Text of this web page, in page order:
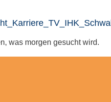
was morgen gesucht wird.